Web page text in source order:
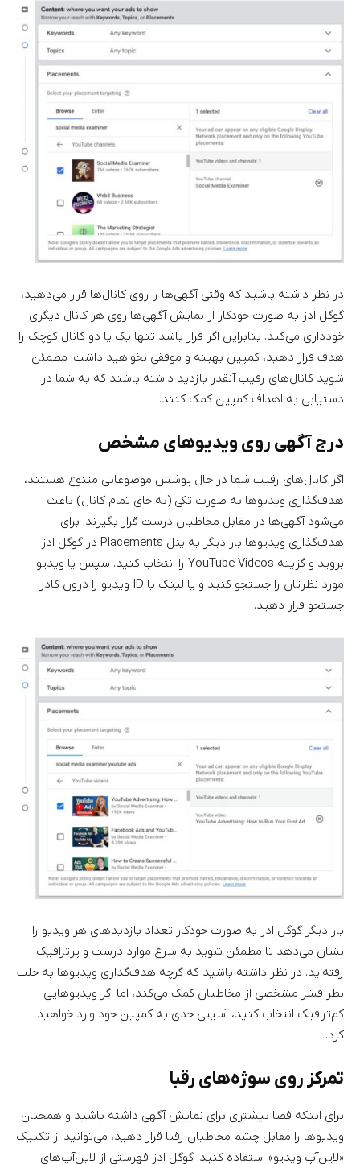
در نظر داشته باشید که وقتی آگهی‌ها را روی کانال‌ها قرار می‌دهید،
گوگل ادز به صورت خودکار از نمایش آگهی‌ها روی هر کانال دیگری
خودداری می‌کند. بنابراین اگر قرار باشد تنها یک یا دو کانال کوچک را
هدف قرار دهید، کمپین بهینه و موفقی نخواهید داشت. مطمئن
شوید کانال‌های رقیب آنقدر بازدید داشته باشند که به شما در
دستیابی به اهداف کمپین کمک کنند.
درج آگهی روی ویدیوهای مشخص
اگر کانال‌های رقیب شما در حال پوشش موضوعاتی متنوع هستند،
هدف‌گذاری ویدیوها به صورت تکی (به جای تمام کانال) باعث
می‌شود آگهی‌ها در مقابل مخاطبان درست قرار بگیرند. برای
هدف‌گذاری ویدیوها بار دیگر به پنل Placements در گوگل ادز
بروید و گزینه YouTube Videos را انتخاب کنید. سپس یا ویدیو
مورد نظرتان را جستجو کنید و یا لینک یا ID ویدیو را درون کادر
جستجو قرار دهید.
بار دیگر گوگل ادز به صورت خودکار تعداد بازدیدهای هر ویدیو را
نشان می‌دهد تا مطمئن شوید به سراغ موارد درست و پرترافیک
رفته‌اید. در نظر داشته باشید که گرچه هدف‌گذاری ویدیوها به جلب
نظر قشر مشخصی از مخاطبان کمک می‌کند، اما اگر ویدیوهایی
کم‌ترافیک انتخاب کنید، آسیبی جدی به کمپین خود وارد خواهید
کرد.
تمرکز روی سوژه‌های رقبا
برای اینکه فضا بیشتری برای نمایش آگهی داشته باشید و همچنان
ویدیوها را مقابل چشم مخاطبان رقبا قرار دهید، می‌توانید از تکنیک
«لاین‌آپ ویدیو» استفاده کنید. گوگل ادز فهرستی از لاین‌آپ‌های